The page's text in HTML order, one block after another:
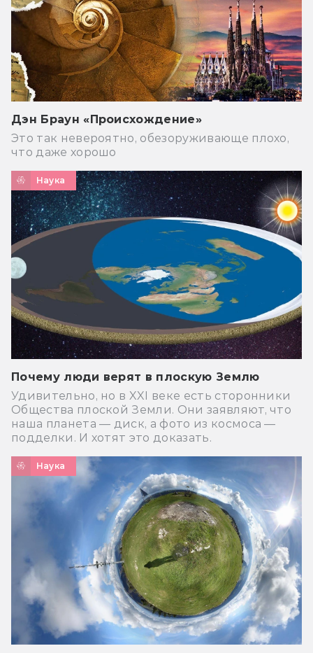
Дэн Браун «Происхождение»
Это так невероятно, обезоруживающе плохо,
что даже хорошо
Наука
Почему люди верят в плоскую Землю
Удивительно, но в XXI веке есть сторонники
Общества плоской Земли. Они заявляют, что
наша планета — диск, а фото из космоса —
подделки. И хотят это доказать.
Наука